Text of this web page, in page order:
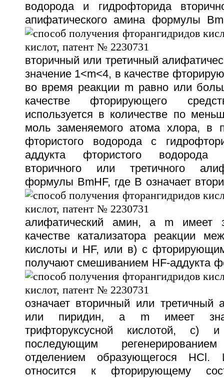
водорода и гидрофторида
апифатического амина формулы B
вторичный или третичный
значение 1<m<4, в качестве
во время реакции m равно или
качестве фторирующего
используется в количестве по
моль заменяемого атома хлора, в
фтористого водорода с
аддукта фтористого водорода
вторичного или третичного
формулы ВmHF, где В означает
алифатический амин, а m имеет
качестве катализатора реакции
кислоты и HF, или в) с
получают смешиванием HF-аддукта
означает вторичный или третичный
или пиридин, а m имеет
трифторуксусной кислотой, с)
последующим
отделением образующегося HCl.
относится к фторирующему